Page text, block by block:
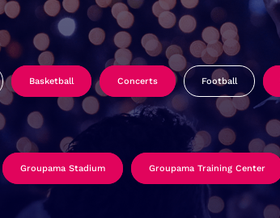
Basketball Concerts Football
Groupama Stadium Groupama Training Center